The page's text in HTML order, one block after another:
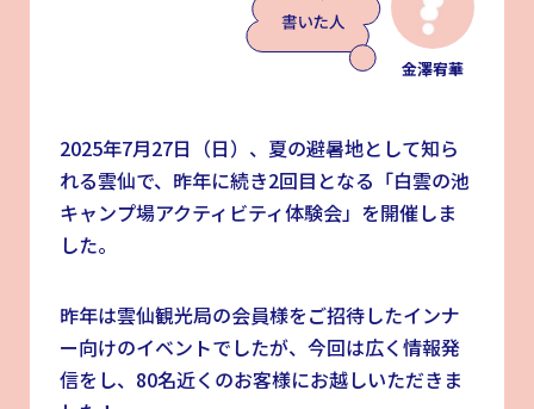
金澤宥華
2025年7月27日（日）、夏の避暑地として知ら
れる雲仙で、昨年に続き2回目となる「白雲の池
キャンプ場アクティビティ体験会」を開催しま
した。
昨年は雲仙観光局の会員様をご招待したインナ
ー向けのイベントでしたが、今回は広く情報発
信をし、80名近くのお客様にお越しいただきま